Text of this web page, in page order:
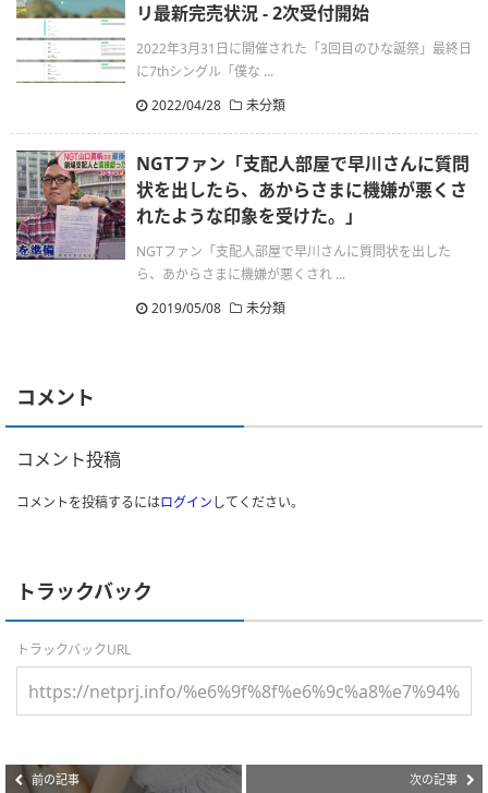
リ最新完売状況 - 2次受付開始
2022年3月31日に開催された「3回目のひな誕祭」最終日
に7thシングル「僕な ...
2022/04/28
未分類
NGTファン「支配人部屋で早川さんに質問
状を出したら、あからさまに機嫌が悪くさ
れたような印象を受けた。」
NGTファン「支配人部屋で早川さんに質問状を出した
ら、あからさまに機嫌が悪くされ ...
2019/05/08
未分類
コメント
コメント投稿
コメントを投稿するにはログインしてください。
トラックバック
トラックバックURL
前の記事 次の記事